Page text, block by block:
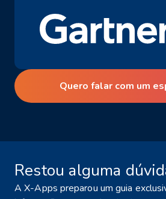
Quero falar com um
Restou alguma
A X-Apps preparou um guia